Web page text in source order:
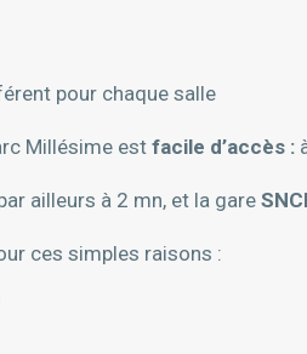
pour chaque salle
Millésime estfacile d’accès :
ailleurs à 2 mn, et la gare
ces simples raisons :